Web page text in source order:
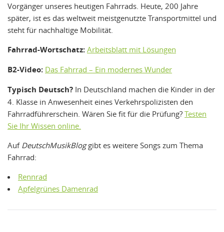
Vorgänger unseres heutigen Fahrrads. Heute, 200 Jahre
später, ist es das weltweit meistgenutzte Transportmittel und
steht für nachhaltige Mobilität.
Fahrrad-Wortschatz: Arbeitsblatt mit Lösungen
B2-Video: Das Fahrrad – Ein modernes Wunder
Typisch Deutsch? In Deutschland machen die Kinder in der
4. Klasse in Anwesenheit eines Verkehrspolizisten den
Fahrradführerschein. Wären Sie fit für die Prüfung? Testen
Sie Ihr Wissen online.
AufDeutschMusikBloggibt es weitere Songs zum Thema
Fahrrad:
Rennrad
Apfelgrünes Damenrad